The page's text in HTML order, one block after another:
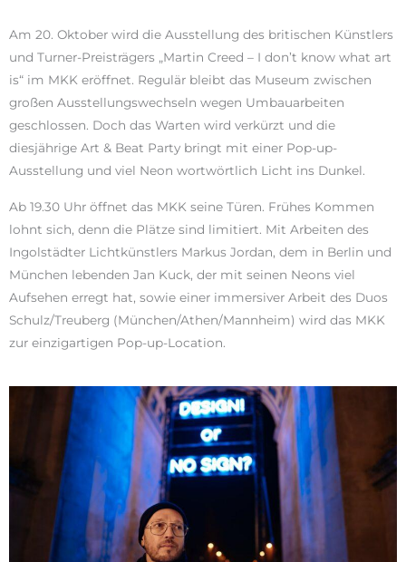
Am 20. Oktober wird die Ausstellung des britischen Künstlers
und Turner-Preisträgers „Martin Creed – I don’t know what art
is“ im MKK eröffnet. Regulär bleibt das Museum zwischen
großen Ausstellungswechseln wegen Umbauarbeiten
geschlossen. Doch das Warten wird verkürzt und die
diesjährige Art & Beat Party bringt mit einer Pop-up-
Ausstellung und viel Neon wortwörtlich Licht ins Dunkel.
Ab 19.30 Uhr öffnet das MKK seine Türen. Frühes Kommen
lohnt sich, denn die Plätze sind limitiert. Mit Arbeiten des
Ingolstädter Lichtkünstlers Markus Jordan, dem in Berlin und
München lebenden Jan Kuck, der mit seinen Neons viel
Aufsehen erregt hat, sowie einer immersiver Arbeit des Duos
Schulz/Treuberg (München/Athen/Mannheim) wird das MKK
zur einzigartigen Pop-up-Location.